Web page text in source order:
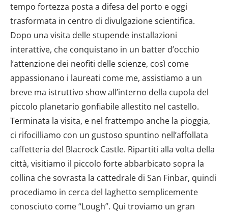
tempo fortezza posta a difesa del porto e oggi
trasformata in centro di divulgazione scientifica.
Dopo una visita delle stupende installazioni
interattive, che conquistano in un batter d’occhio
l’attenzione dei neofiti delle scienze, così come
appassionano i laureati come me, assistiamo a un
breve ma istruttivo show all’interno della cupola del
piccolo planetario gonfiabile allestito nel castello.
Terminata la visita, e nel frattempo anche la pioggia,
ci rifocilliamo con un gustoso spuntino nell’affollata
caffetteria del Blacrock Castle. Ripartiti alla volta della
città, visitiamo il piccolo forte abbarbicato sopra la
collina che sovrasta la cattedrale di San Finbar, quindi
procediamo in cerca del laghetto semplicemente
conosciuto come “Lough”. Qui troviamo un gran